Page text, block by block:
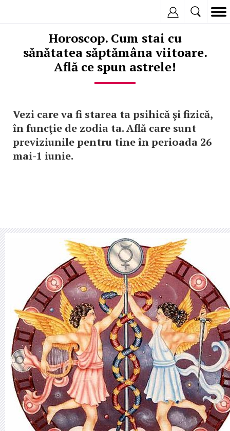
Horoscop. Cum stai cu
sănătatea săptămâna viitoare.
Află ce spun astrele!
Vezi care va fi starea ta psihică şi fizică,
în funcţie de zodia ta. Află care sunt
previziunile pentru tine în perioada 26
mai-1 iunie.